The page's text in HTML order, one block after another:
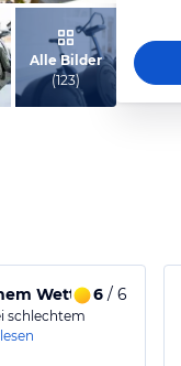
Alle Bilder
(123)
Wetter6/ 6
schlechtem